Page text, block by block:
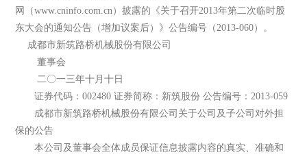
网（www.cninfo.com.cn）披露的《关于召开2013年第二次临时股
东大会的通知公告（增加议案后）》公告编号（2013-060）。
成都市新筑路桥机械股份有限公司
董事会
二〇一三年十月十日
证券代码：002480 证券简称：新筑股份 公告编号：2013-059
成都市新筑路桥机械股份有限公司关于公司及子公司对外担
保的公告
本公司及董事会全体成员保证信息披露内容的真实、准确和